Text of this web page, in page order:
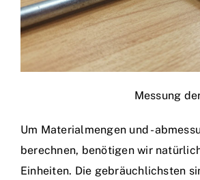
Messung
Um Materialmengen und -
berechnen, benötigen wir
Einheiten. Die gebräuchlichsten